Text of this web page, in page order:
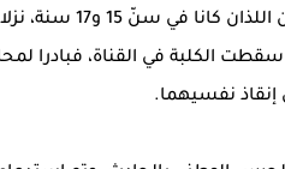
بفقدانهما لحياتهما
الكلبة في القناة، فبادرا
إنقاذ نفسيهما.